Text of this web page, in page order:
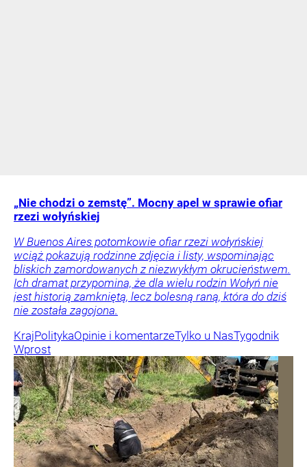
„Nie chodzi o zemstę”. Mocny apel w sprawie ofiar
rzezi wołyńskiej
W Buenos Aires potomkowie ofiar rzezi wołyńskiej
wciąż pokazują rodzinne zdjęcia i listy, wspominając
bliskich zamordowanych z niezwykłym okrucieństwem.
Ich dramat przypomina, że dla wielu rodzin Wołyń nie
jest historią zamkniętą, lecz bolesną raną, która do dziś
nie została zagojona.
KrajPolitykaOpinie i komentarzeTylko u NasTygodnik
Wprost